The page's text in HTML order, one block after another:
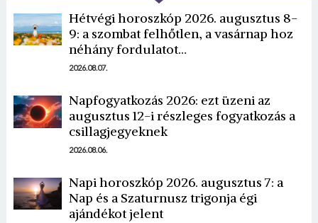
Hétvégi horoszkóp 2026. augusztus 8-
9: a szombat felhőtlen, a vasárnap hoz
néhány fordulatot…
2026.08.07.
Napfogyatkozás 2026: ezt üzeni az
augusztus 12-i részleges fogyatkozás a
csillagjegyeknek
2026.08.06.
Napi horoszkóp 2026. augusztus 7: a
Nap és a Szaturnusz trigonja égi
ajándékot jelent